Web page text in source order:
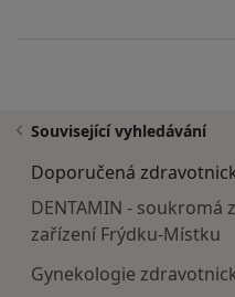
Související vyhledávání
Doporučená
DENTAMIN -
zařízení Frýdku-Místku
Gynekologie